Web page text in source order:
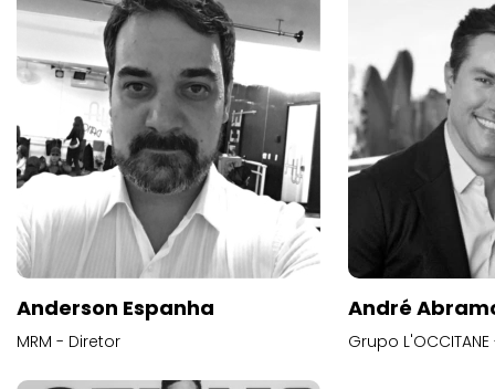
Anderson Espanha
MRM - Diretor
André
Grupo